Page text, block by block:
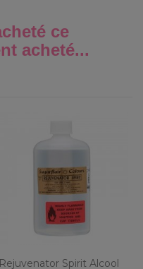
ce
acheté...
Rejuvenator Spirit Alcool